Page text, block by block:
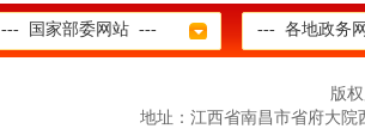
--- 国家部委网站 --- --- 各地政务
版
地址：江西省南昌市省府大